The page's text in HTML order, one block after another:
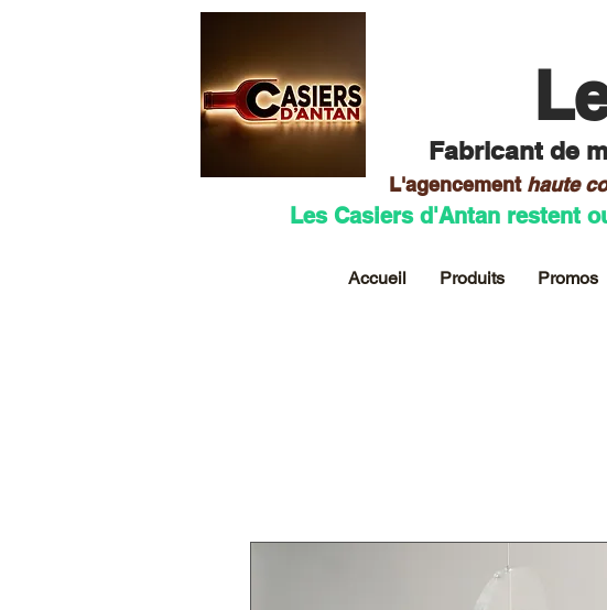
Fabricant de
L'agencement haute
Les Casiers d'Antan restent
Accueil Produits Promos